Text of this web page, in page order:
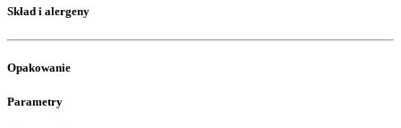
Skład i alergeny
Opakowanie
Parametry